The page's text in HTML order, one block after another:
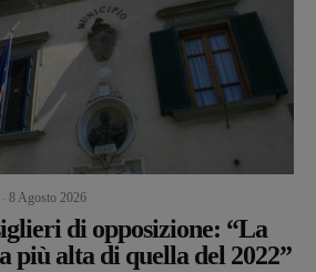
8 Agosto 2026
di opposizione: “La
più alta di quella del 2022”